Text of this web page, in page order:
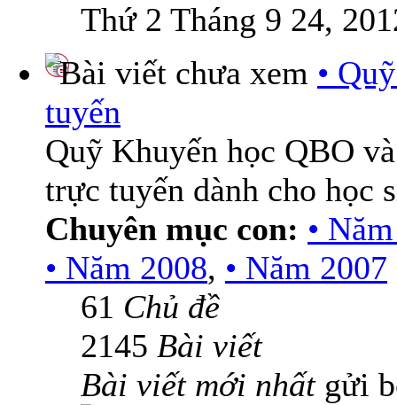
Thứ 2 Tháng 9 24,
•
tuyến
Quỹ Khuyến học QBO
trực tuyến dành cho học
Chuyên mục con: •
• Năm 2008, • Năm 2007
61 Chủ đề
2145 Bài viết
Bài viết mới nhấtgửi